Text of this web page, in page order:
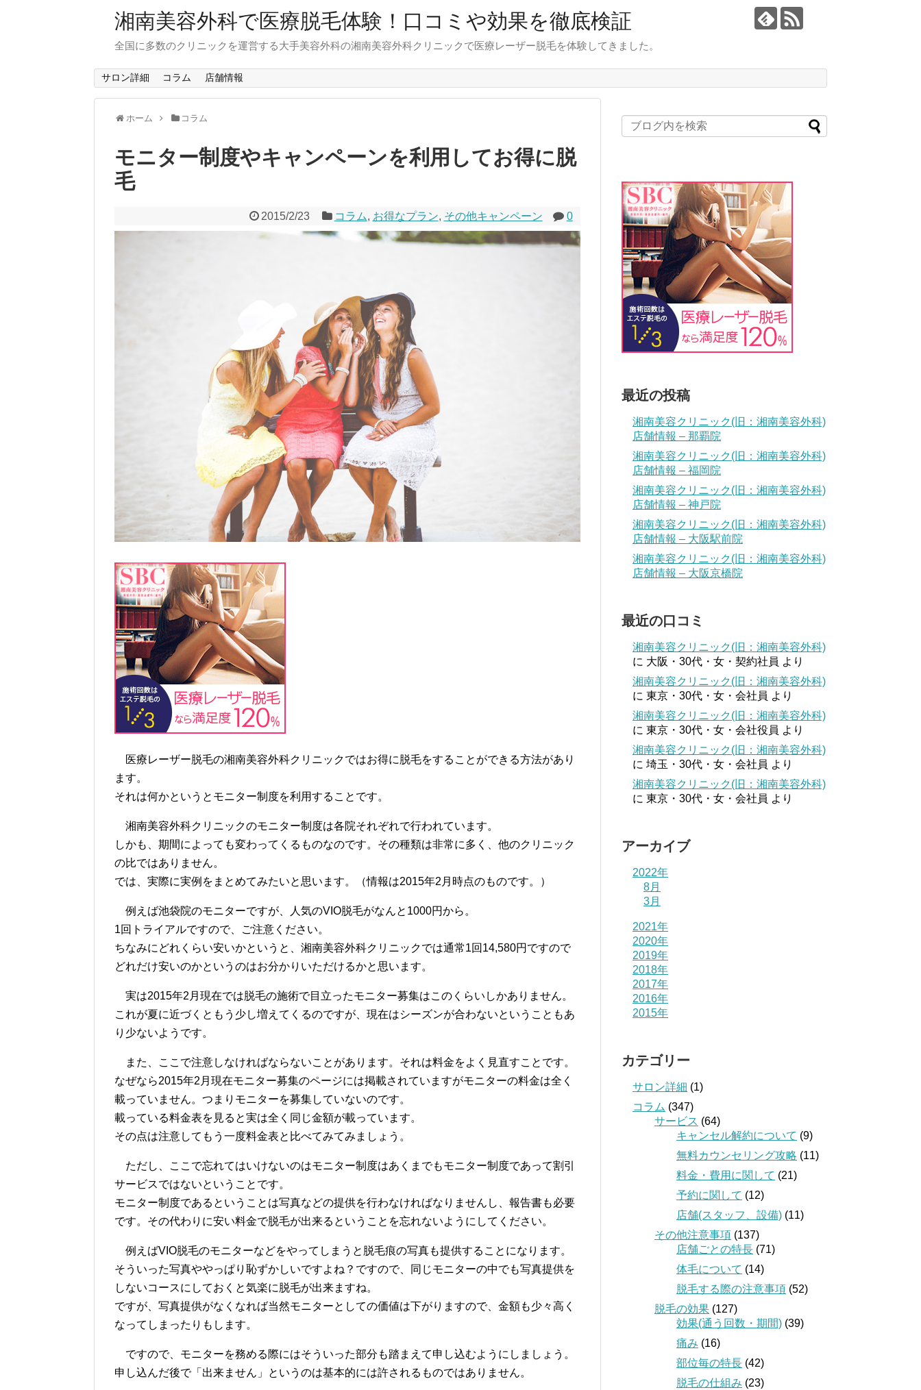
湘南美容外科で医療脱毛体験！口コミや効果を徹底検証
全国に多数のクリニックを運営する大手美容外科の湘南美容外科クリニックで医療レーザー脱毛を体験してきました。
サロン詳細 コラム 店舗情報
ホーム コラム
モニター制度やキャンペーンを利用してお得に脱
毛
2015/2/23 コラム, お得なプラン, その他キャンペーン 0
医療レーザー脱毛の湘南美容外科クリニックではお得に脱毛をすることができる方法があり
ます。
それは何かというとモニター制度を利用することです。
湘南美容外科クリニックのモニター制度は各院それぞれで行われています。
しかも、期間によっても変わってくるものなのです。その種類は非常に多く、他のクリニック
の比ではありません。
では、実際に実例をまとめてみたいと思います。（情報は2015年2月時点のものです。）
例えば池袋院のモニターですが、人気のVIO脱毛がなんと1000円から。
1回トライアルですので、ご注意ください。
ちなみにどれくらい安いかというと、湘南美容外科クリニックでは通常1回14,580円ですので
どれだけ安いのかというのはお分かりいただけるかと思います。
実は2015年2月現在では脱毛の施術で目立ったモニター募集はこのくらいしかありません。
これが夏に近づくともう少し増えてくるのですが、現在はシーズンが合わないということもあ
り少ないようです。
また、ここで注意しなければならないことがあります。それは料金をよく見直すことです。
なぜなら2015年2月現在モニター募集のページには掲載されていますがモニターの料金は全く
載っていません。つまりモニターを募集していないのです。
載っている料金表を見ると実は全く同じ金額が載っています。
その点は注意してもう一度料金表と比べてみてみましょう。
ただし、ここで忘れてはいけないのはモニター制度はあくまでもモニター制度であって割引
サービスではないということです。
モニター制度であるということは写真などの提供を行わなければなりませんし、報告書も必要
です。その代わりに安い料金で脱毛が出来るということを忘れないようにしてください。
例えばVIO脱毛のモニターなどをやってしまうと脱毛痕の写真も提供することになります。
そういった写真ややっぱり恥ずかしいですよね？ですので、同じモニターの中でも写真提供を
しないコースにしておくと気楽に脱毛が出来ますね。
ですが、写真提供がなくなれば当然モニターとしての価値は下がりますので、金額も少々高く
なってしまったりもします。
ですので、モニターを務める際にはそういった部分も踏まえて申し込むようにしましょう。
申し込んだ後で「出来ません」というのは基本的には許されるものではありません。
最近の投稿
湘南美容クリニック(旧：湘南美容外科)
店舗情報 – 那覇院
湘南美容クリニック(旧：湘南美容外科)
店舗情報 – 福岡院
湘南美容クリニック(旧：湘南美容外科)
店舗情報 – 神戸院
湘南美容クリニック(旧：湘南美容外科)
店舗情報 – 大阪駅前院
湘南美容クリニック(旧：湘南美容外科)
店舗情報 – 大阪京橋院
最近の口コミ
湘南美容クリニック(旧：湘南美容外科)
に 大阪・30代・女・契約社員 より
湘南美容クリニック(旧：湘南美容外科)
に 東京・30代・女・会社員 より
湘南美容クリニック(旧：湘南美容外科)
に 東京・30代・女・会社役員 より
湘南美容クリニック(旧：湘南美容外科)
に 埼玉・30代・女・会社員 より
湘南美容クリニック(旧：湘南美容外科)
に 東京・30代・女・会社員 より
アーカイブ
2022年
8月
3月
2021年
2020年
2019年
2018年
2017年
2016年
2015年
カテゴリー
サロン詳細 (1)
コラム (347)
サービス (64)
キャンセル解約について (9)
無料カウンセリング攻略 (11)
料金・費用に関して (21)
予約に関して (12)
店舗(スタッフ、設備) (11)
その他注意事項 (137)
店舗ごとの特長 (71)
体毛について (14)
脱毛する際の注意事項 (52)
脱毛の効果 (127)
効果(通う回数・期間) (39)
痛み (16)
部位毎の特長 (42)
脱毛の仕組み (23)